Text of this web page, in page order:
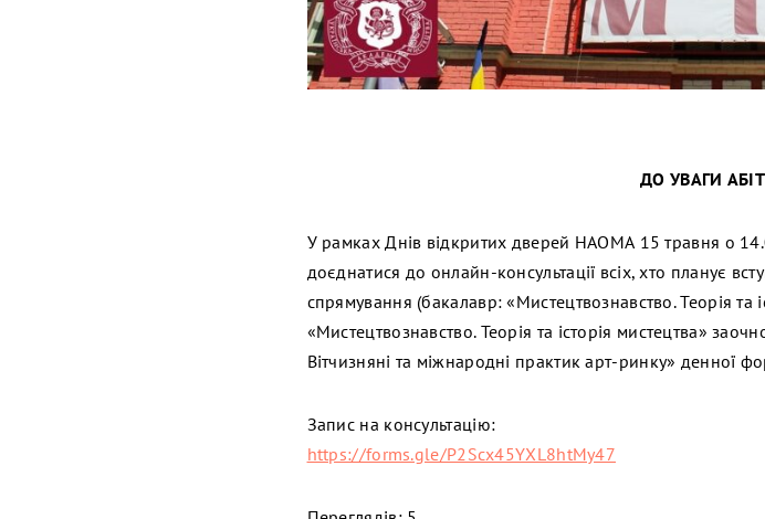
ДО УВАГИ
У рамках Днів відкритих дверей НАОМА 15 травня о
доєднатися до онлайн-консультації всіх, хто планує
спрямування (бакалавр: «Мистецтвознавство. Теорія та
«Мистецтвознавство. Теорія та історія мистецтва»
Вітчизняні та міжнародні практик арт-ринку» денної
Запис на консультацію:
https://forms.gle/P2Scx45YXL8htMy47